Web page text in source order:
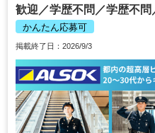
歓迎／学歴不問／学歴不
かんたん応募可
掲載終了日：2026/9/3